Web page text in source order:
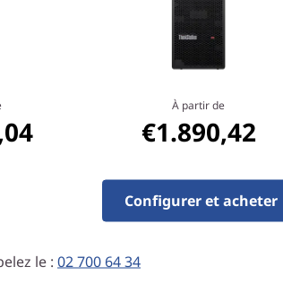
de nombreux
de gestion et de
sa prise en charge
de deux cartes
deux cartes
À partir de
€1.890,42
Configurer et acheter
le : 02 700 64 34